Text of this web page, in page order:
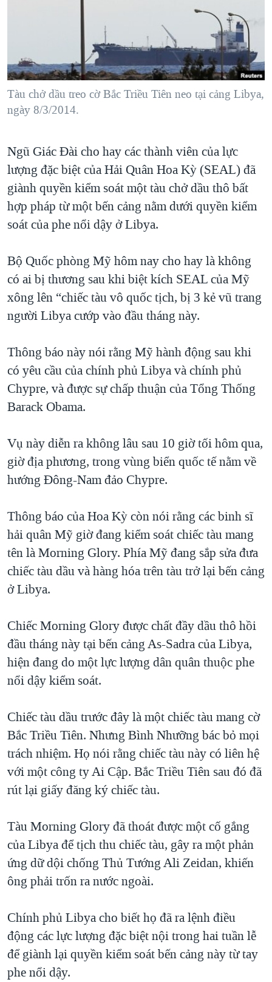
KINH TẾ
KHOA HỌC
SỨC KHOẺ
GIÁO DỤC
HÀNH TRÌNH BẦU CỬ 2024
MỘT NĂM CHIẾN TRANH TẠI DẢI GAZA
GIẢI MÃ VÀNH ĐAI & CON ĐƯỜNG
NGÀY TỊ NẠN THẾ GIỚI
TRỊNH VĨNH BÌNH - NGƯỜI HẠ 'BÊN THẮNG CUỘC'
CHI PHÍ CHIẾN TRANH AFGHANISTAN
CÁC GIÁ TRỊ CỘNG HÒA Ở VIỆT NAM
THƯỢNG ĐỈNH TRUMP-KIM TẠI VIỆT NAM
TRỊNH VĨNH BÌNH VS. CHÍNH PHỦ VIỆT NAM
BÊN KIA QUỐC LỘ: TIẾNG VỌNG TỪ NÔNG THÔN MỸ
QUAN HỆ VIỆT MỸ
MẠNG XÃ HỘI
Tàu chở dầu treo cờ Bắc Triều Tiên neo tại cảng Libya,
ngày 8/3/2014.
Ngũ Giác Đài cho hay các thành viên của lực
lượng đặc biệt của Hải Quân Hoa Kỳ (SEAL) đã
giành quyền kiểm soát một tàu chở dầu thô bất
hợp pháp từ một bến cảng nằm dưới quyền kiểm
soát của phe nổi dậy ở Libya.
Bộ Quốc phòng Mỹ hôm nay cho hay là không
có ai bị thương sau khi biệt kích SEAL của Mỹ
xông lên “chiếc tàu vô quốc tịch, bị 3 kẻ vũ trang
người Libya cướp vào đầu tháng này.
Thông báo này nói rằng Mỹ hành động sau khi
có yêu cầu của chính phủ Libya và chính phủ
Chypre, và được sự chấp thuận của Tổng Thống
Barack Obama.
Vụ này diễn ra không lâu sau 10 giờ tối hôm qua,
giờ địa phương, trong vùng biển quốc tế nằm về
hướng Đông-Nam đảo Chypre.
Thông báo của Hoa Kỳ còn nói rằng các binh sĩ
hải quân Mỹ giờ đang kiểm soát chiếc tàu mang
tên là Morning Glory. Phía Mỹ đang sắp sửa đưa
chiếc tàu dầu và hàng hóa trên tàu trở lại bến cảng
ở Libya.
Chiếc Morning Glory được chất đầy dầu thô hồi
đầu tháng này tại bến cảng As-Sadra của Libya,
hiện đang do một lực lượng dân quân thuộc phe
nổi dậy kiểm soát.
Chiếc tàu dầu trước đây là một chiếc tàu mang cờ
Bắc Triều Tiên. Nhưng Bình Nhưỡng bác bỏ mọi
trách nhiệm. Họ nói rằng chiếc tàu này có liên hệ
với một công ty Ai Cập. Bắc Triều Tiên sau đó đã
rút lại giấy đăng ký chiếc tàu.
Tàu Morning Glory đã thoát được một cố gắng
của Libya để tịch thu chiếc tàu, gây ra một phản
ứng dữ dội chống Thủ Tướng Ali Zeidan, khiến
ông phải trốn ra nước ngoài.
Chính phủ Libya cho biết họ đã ra lệnh điều
động các lực lượng đặc biệt nội trong hai tuần lễ
để giành lại quyền kiểm soát bến cảng này từ tay
phe nổi dậy.